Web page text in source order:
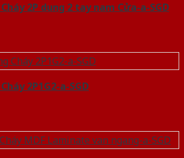
2P dung 2 tay nam Cửa-a-SGD
2P1G2-a-SGD